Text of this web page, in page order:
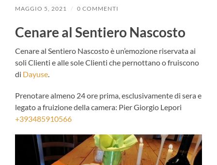
MAGGIO 5, 2021 / 0 COMMENTI
Cenare al Sentiero Nascosto
Cenare al Sentiero Nascosto è un’emozione riservata ai
soli Clienti e alle sole Clienti che pernottano o fruiscono
di Dayuse.
Prenotare almeno 24 ore prima, esclusivamente di sera e
legato a fruizione della camera: Pier Giorgio Lepori
+393485910566